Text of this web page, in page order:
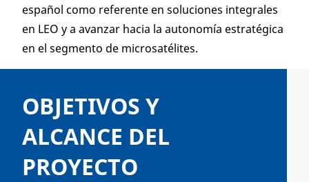
español como referente en soluciones integrales
en LEO y a avanzar hacia la autonomía estratégica
en el segmento de microsatélites.
OBJETIVOS Y
ALCANCE DEL
PROYECTO